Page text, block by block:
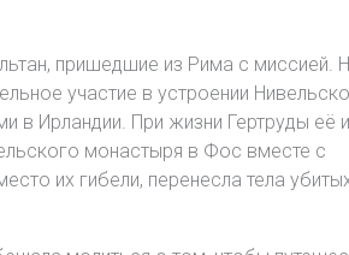
пришедшие из Рима с миссией.
участие в устроении
в Ирландии. При жизни Гертруды её и
монастыря в Фос вместе с
их гибели, перенесла тела